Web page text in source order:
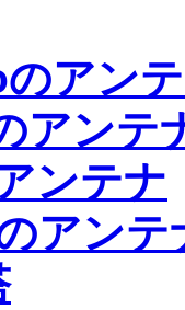
アン
アンテ
ンテナ
アンテ